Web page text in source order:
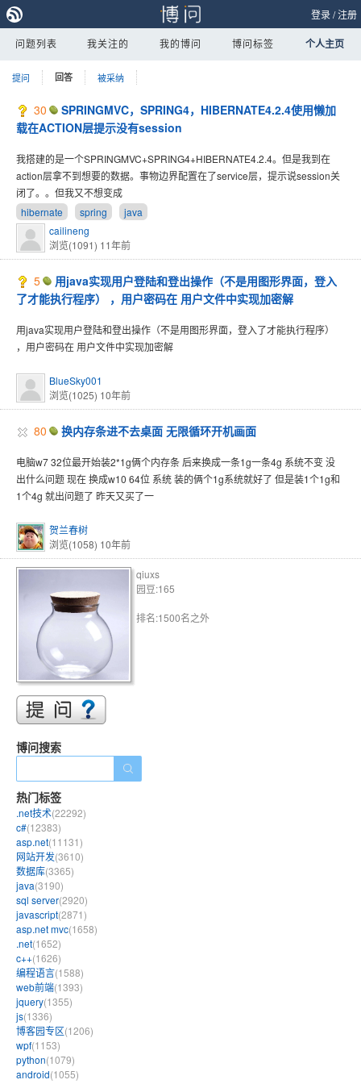
登录/注册
问题列表 我关注的 我的博问 博问标签 个人主页
提问 回答 被采纳
30
SPRINGMVC，SPRING4，HIBERNATE4.2.4使用懒加
载在ACTION层提示没有session
我搭建的是一个SPRINGMVC+SPRING4+HIBERNATE4.2.4。但是我到在
action层拿不到想要的数据。事物边界配置在了service层，提示说session关
闭了。。但我又不想变成
hibernate
spring
java
cailineng
浏览(1091) 11年前
5
用java实现用户登陆和登出操作（不是用图形界面，登入
了才能执行程序） ，用户密码在 用户文件中实现加密解
用java实现用户登陆和登出操作（不是用图形界面，登入了才能执行程序）
，用户密码在 用户文件中实现加密解
BlueSky001
浏览(1025) 10年前
80 换内存条进不去桌面 无限循环开机画面
电脑w7 32位最开始装2*1g俩个内存条 后来换成一条1g一条4g 系统不变 没
出什么问题 现在 换成w10 64位 系统 装的俩个1g系统就好了 但是装1个1g和
1个4g 就出问题了 昨天又买了一
贺兰春树
浏览(1058) 10年前
qiuxs
园豆:165
排名:1500名之外
博问搜索
热门标签
.net技术(22292)
c#(12383)
asp.net(11131)
网站开发(3610)
数据库(3365)
java(3190)
sql server(2920)
javascript(2871)
asp.net mvc(1658)
.net(1652)
c++(1626)
编程语言(1588)
web前端(1393)
jquery(1355)
js(1336)
博客园专区(1206)
wpf(1153)
python(1079)
android(1055)